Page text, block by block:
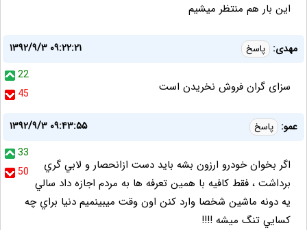
این بار هم منتظر میشیم
مهدی: پاسخ
۱۳۹۲/۹/۳ ۰۹:۲۲:۲۱
22
45
سزای گران فروش نخریدن است
عمو: پاسخ
۱۳۹۲/۹/۳ ۰۹:۴۳:۵۵
33
50
اگر بخوان خودرو ارزون بشه بايد دست ازانحصار و لابي گري
برداشت ، فقط كافيه با همين تعرفه ها به مردم اجازه داد سالي
يه دونه ماشين شخصا وارد كنن اون وقت ميبينميم دنيا براي چه
كسايي تنگ ميشه !!!!